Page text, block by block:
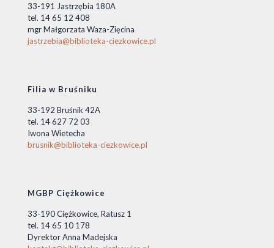
33-191 Jastrzębia 180A
tel. 14 65 12 408
mgr Małgorzata Waza-Zięcina
jastrzebia@biblioteka-ciezkowice.pl
Filia w Bruśniku
33-192 Bruśnik 42A
tel. 14 627 72 03
Iwona Wietecha
brusnik@biblioteka-ciezkowice.pl
MGBP Ciężkowice
33-190 Ciężkowice, Ratusz 1
tel. 14 65 10 178
Dyrektor Anna Madejska